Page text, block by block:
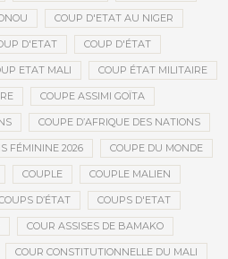
COUP D'ETAT AU NIGER
D'ETAT COUP D'ÉTAT
ETAT MALI COUP ÉTAT MILITAIRE
COUPE ASSIMI GOÏTA
COUPE D’AFRIQUE DES NATIONS
FÉMININE 2026 COUPE DU MONDE
COUPLE COUPLE MALIEN
D’ÉTAT COUPS D'ETAT
COUR ASSISES DE BAMAKO
COUR CONSTITUTIONNELLE DU MALI